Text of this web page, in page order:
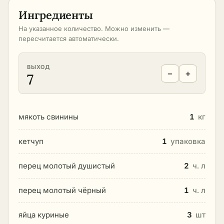
Ингредиенты
На указанное количество. Можно изменить —
пересчитается автоматически.
ВЫХОД
7 − +
мякоть свинины 1 кг
кетчуп 1 упаковка
перец молотый душистый 2 ч. л
перец молотый чёрный 1 ч. л
яйца куриные 3 шт